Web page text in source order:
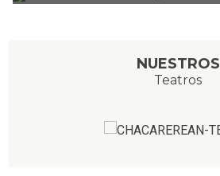
NUESTROS
Teatros